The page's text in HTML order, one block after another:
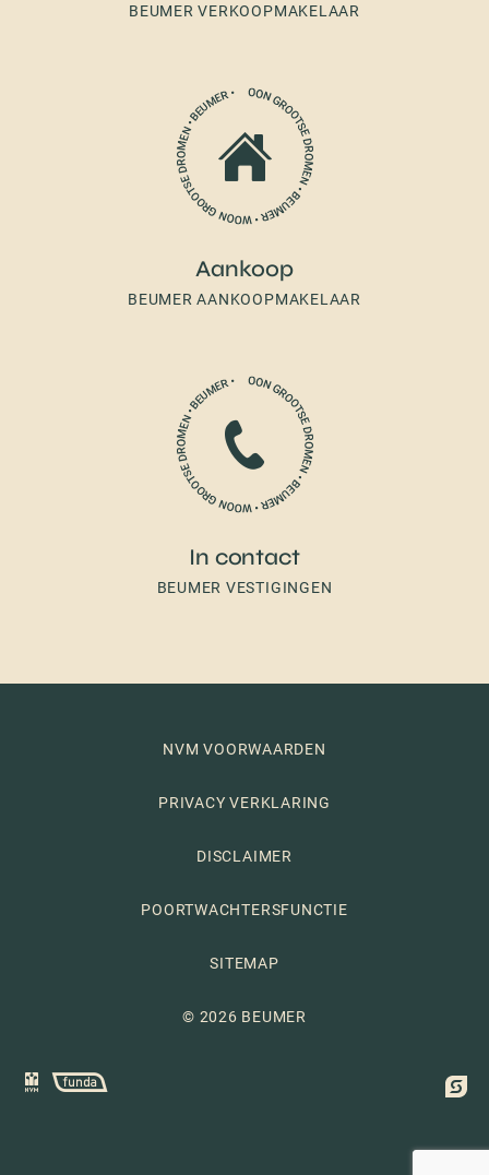
BEUMER VERKOOPMAKELAAR
Aankoop
BEUMER AANKOOPMAKELAAR
In contact
BEUMER VESTIGINGEN
NVM VOORWAARDEN
PRIVACY VERKLARING
DISCLAIMER
POORTWACHTERSFUNCTIE
SITEMAP
© 2026 BEUMER